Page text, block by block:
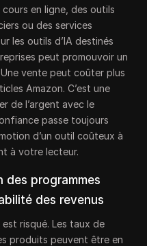
en ligne, des outils
ou des services
les outils d’IA destinés
peut promouvoir un
vente peut coûter plus
Amazon. C’est une
de l’argent avec le
passe toujours
d’un outil coûteux à
à votre lecteur.
des programmes
des revenus
risqué. Les taux de
produits peuvent être en